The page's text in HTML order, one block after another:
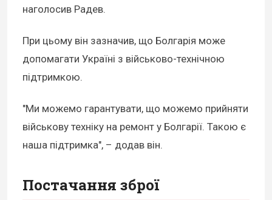
наголосив Радев.
При цьому він зазначив, що Болгарія може
допомагати Україні з військово-технічною
підтримкою.
"Ми можемо гарантувати, що можемо прийняти
військову техніку на ремонт у Болгарії. Такою є
наша підтримка", – додав він.
Постачання зброї